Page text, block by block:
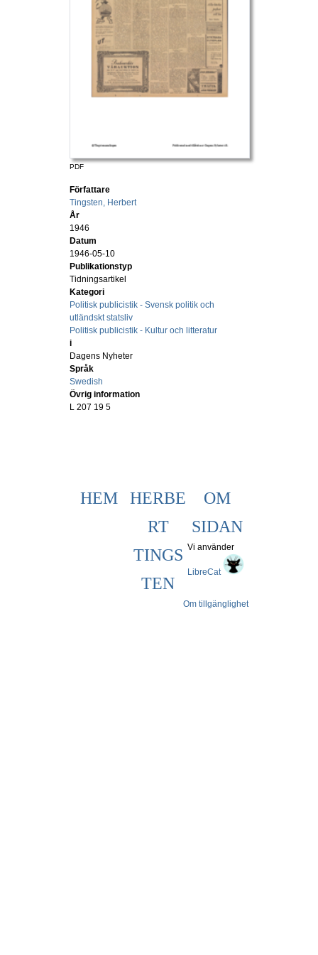
PDF
Författare
Tingsten, Herbert
År
1946
Datum
1946-05-10
Publikationstyp
Tidningsartikel
Kategori
Politisk publicistik - Svensk politik och
utländskt statsliv
Politisk publicistik - Kultur och litteratur
i
Dagens Nyheter
Språk
Swedish
Övrig information
L 207 19 5
HEM
HERBE
RT
TINGS
TEN
OM
SIDAN
Om tillgänglighet
Vi använder
LibreCat